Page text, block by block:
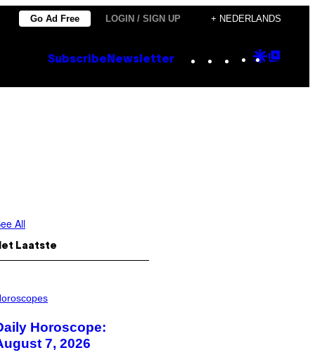
Go Ad Free LOGIN / SIGN UP + NEDERLANDS
Subscribe Newsletter Instagram
TikTok
YouTube
Google
All
Laatste
Horoscope:
7, 2026